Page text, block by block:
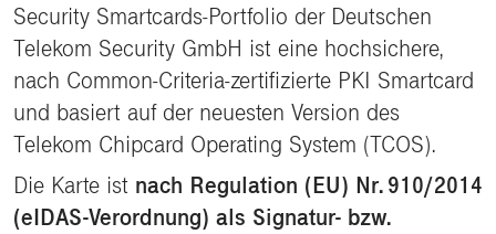
Security Smartcards‑Portfolio der Deutschen
Telekom Security GmbH ist eine hochsichere,
nach Common‑Criteria‑zertifizierte PKI Smartcard
und basiert auf der neuesten Version des
Telekom Chipcard Operating System (TCOS).
Die Karte ist nach Regulation (EU) Nr. 910/2014
(eIDAS-Verordnung) als Signatur‑ bzw.